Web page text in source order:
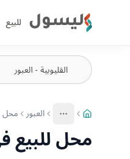
ليسول للبيع
More
عرض المزيد من
العبور محل
محل للبيع